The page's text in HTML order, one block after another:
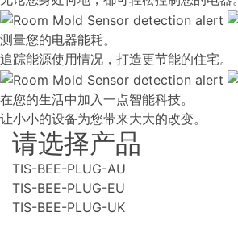
测量您的电器能耗。
追踪能源使用情况，打造更节能的住宅。
在您的生活中加入一点智能科技。
让小小的设备为您带来大大的改变。
请选择产品
TIS-BEE-PLUG-AU
TIS-BEE-PLUG-EU
TIS-BEE-PLUG-UK